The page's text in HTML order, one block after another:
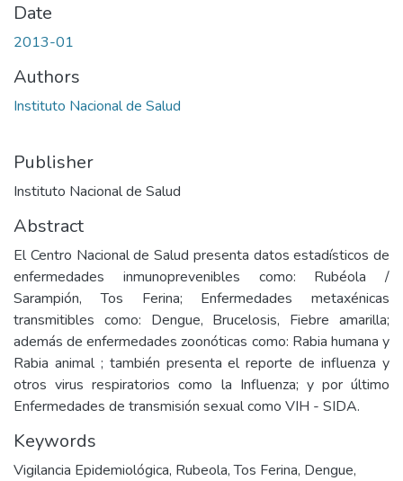
Date
2013-01
Authors
Instituto Nacional de Salud
Publisher
Instituto Nacional de Salud
Abstract
El Centro Nacional de Salud presenta datos estadísticos de
enfermedades inmunoprevenibles como: Rubéola /
Sarampión, Tos Ferina; Enfermedades metaxénicas
transmitibles como: Dengue, Brucelosis, Fiebre amarilla;
además de enfermedades zoonóticas como: Rabia humana y
Rabia animal ; también presenta el reporte de influenza y
otros virus respiratorios como la Influenza; y por último
Enfermedades de transmisión sexual como VIH - SIDA.
Keywords
Vigilancia Epidemiológica, Rubeola,Tos Ferina, Dengue,